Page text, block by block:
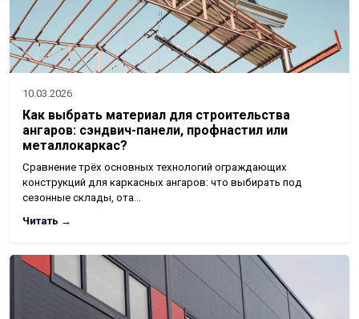
10.03.2026
Как выбрать материал для строительства
ангаров: сэндвич-панели, профнастил или
металлокаркас?
Сравнение трёх основных технологий ограждающих
конструкций для каркасных ангаров: что выбирать под
сезонные склады, ота…
Читать →